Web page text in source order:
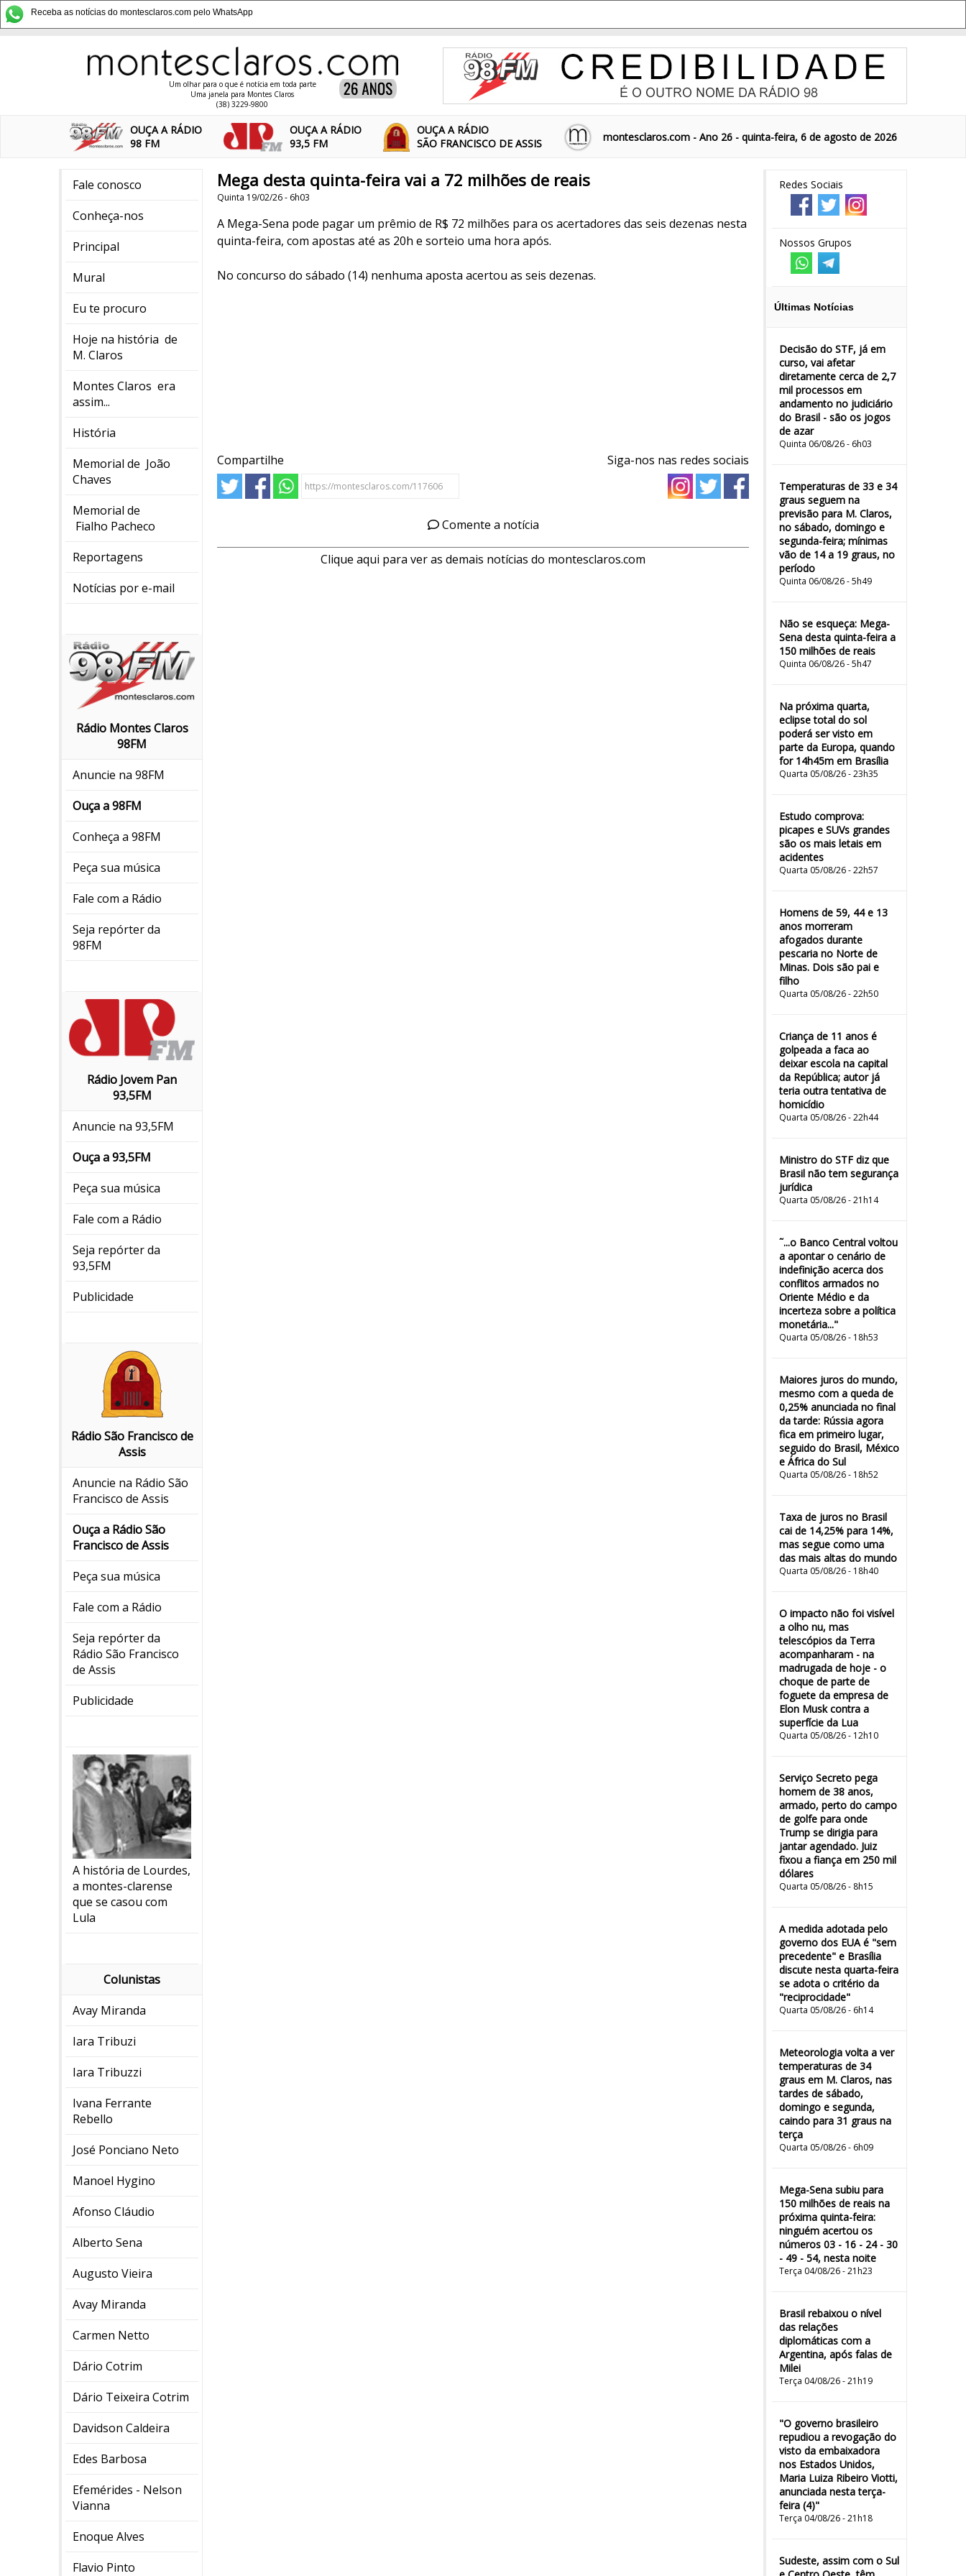
Receba as notícias do montesclaros.com pelo WhatsApp
Um olhar para o que é notícia em toda parte
Uma janela para Montes Claros
(38) 3229-9800
OUÇA A RÁDIO
98 FM
OUÇA A RÁDIO
93,5 FM
OUÇA A RÁDIO
SÃO FRANCISCO DE ASSIS
montesclaros.com - Ano 26 - quinta-feira, 6 de agosto de 2026
Fale conosco
Conheça-nos
Principal
Mural
Eu te procuro
Hoje na história de
M. Claros
Montes Claros era
assim...
História
Memorial de João
Chaves
Memorial de
Fialho Pacheco
Reportagens
Notícias por e-mail
Rádio Montes Claros
98FM
Anuncie na 98FM
Ouça a 98FM
Conheça a 98FM
Peça sua música
Fale com a Rádio
Seja repórter da
98FM
Rádio Jovem Pan
93,5FM
Anuncie na 93,5FM
Ouça a 93,5FM
Peça sua música
Fale com a Rádio
Seja repórter da
93,5FM
Publicidade
Rádio São Francisco de
Assis
Anuncie na Rádio São
Francisco de Assis
Ouça a Rádio São
Francisco de Assis
Peça sua música
Fale com a Rádio
Seja repórter da
Rádio São Francisco
de Assis
Publicidade
A história de Lourdes,
a montes-clarense
que se casou com
Lula
Colunistas
Avay Miranda
Iara Tribuzi
Iara Tribuzzi
Ivana Ferrante
Rebello
José Ponciano Neto
Manoel Hygino
Afonso Cláudio
Alberto Sena
Augusto Vieira
Avay Miranda
Carmen Netto
Dário Cotrim
Dário Teixeira Cotrim
Davidson Caldeira
Edes Barbosa
Efemérides - Nelson
Vianna
Enoque Alves
Flavio Pinto
Redes Sociais
Nossos Grupos
Últimas Notícias
Decisão do STF, já em
curso, vai afetar
diretamente cerca de 2,7
mil processos em
andamento no judiciário
do Brasil - são os jogos
de azar
Quinta 06/08/26 - 6h03
Temperaturas de 33 e 34
graus seguem na
previsão para M. Claros,
no sábado, domingo e
segunda-feira; mínimas
vão de 14 a 19 graus, no
período
Quinta 06/08/26 - 5h49
Não se esqueça: Mega-
Sena desta quinta-feira a
150 milhões de reais
Quinta 06/08/26 - 5h47
Na próxima quarta,
eclipse total do sol
poderá ser visto em
parte da Europa, quando
for 14h45m em Brasília
Quarta 05/08/26 - 23h35
Estudo comprova:
picapes e SUVs grandes
são os mais letais em
acidentes
Quarta 05/08/26 - 22h57
Homens de 59, 44 e 13
anos morreram
afogados durante
pescaria no Norte de
Minas. Dois são pai e
filho
Quarta 05/08/26 - 22h50
Criança de 11 anos é
golpeada a faca ao
deixar escola na capital
da República; autor já
teria outra tentativa de
homicídio
Quarta 05/08/26 - 22h44
Ministro do STF diz que
Brasil não tem segurança
jurídica
Quarta 05/08/26 - 21h14
˜...o Banco Central voltou
a apontar o cenário de
indefinição acerca dos
conflitos armados no
Oriente Médio e da
incerteza sobre a política
monetária..."
Quarta 05/08/26 - 18h53
Maiores juros do mundo,
mesmo com a queda de
0,25% anunciada no final
da tarde: Rússia agora
fica em primeiro lugar,
seguido do Brasil, México
e África do Sul
Quarta 05/08/26 - 18h52
Taxa de juros no Brasil
cai de 14,25% para 14%,
mas segue como uma
das mais altas do mundo
Quarta 05/08/26 - 18h40
O impacto não foi visível
a olho nu, mas
telescópios da Terra
acompanharam - na
madrugada de hoje - o
choque de parte de
foguete da empresa de
Elon Musk contra a
superfície da Lua
Quarta 05/08/26 - 12h10
Serviço Secreto pega
homem de 38 anos,
armado, perto do campo
de golfe para onde
Trump se dirigia para
jantar agendado. Juiz
fixou a fiança em 250 mil
dólares
Quarta 05/08/26 - 8h15
A medida adotada pelo
governo dos EUA é "sem
precedente" e Brasília
discute nesta quarta-feira
se adota o critério da
"reciprocidade"
Quarta 05/08/26 - 6h14
Meteorologia volta a ver
temperaturas de 34
graus em M. Claros, nas
tardes de sábado,
domingo e segunda,
caindo para 31 graus na
terça
Quarta 05/08/26 - 6h09
Mega-Sena subiu para
150 milhões de reais na
próxima quinta-feira:
ninguém acertou os
números 03 - 16 - 24 - 30
- 49 - 54, nesta noite
Terça 04/08/26 - 21h23
Brasil rebaixou o nível
das relações
diplomáticas com a
Argentina, após falas de
Milei
Terça 04/08/26 - 21h19
"O governo brasileiro
repudiou a revogação do
visto da embaixadora
nos Estados Unidos,
Maria Luiza Ribeiro Viotti,
anunciada nesta terça-
feira (4)"
Terça 04/08/26 - 21h18
Sudeste, assim com o Sul
Mega desta quinta-feira vai a 72 milhões de reais
Quinta 19/02/26 - 6h03
A Mega-Sena pode pagar um prêmio de R$ 72 milhões para os acertadores das seis dezenas nesta
quinta-feira, com apostas até as 20h e sorteio uma hora após.
No concurso do sábado (14) nenhuma aposta acertou as seis dezenas.
Compartilhe Siga-nos nas redes sociais
Comente a notícia
Clique aqui para ver as demais notícias do montesclaros.com